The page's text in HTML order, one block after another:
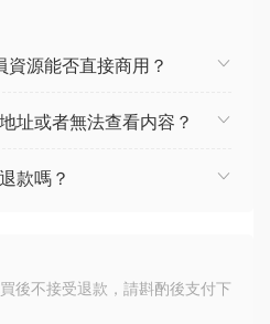
資源能否直接商用？
址或者無法查看内容？
款嗎？
後不接受退款，請斟酌後支付下